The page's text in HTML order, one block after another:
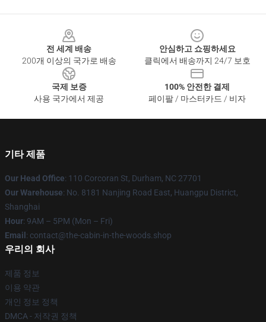
전 세계 배송
200개 이상의 국가로 배송
안심하고 쇼핑하세요
클릭에서 배송까지 24/7 보호
국제 보증
사용 국가에서 제공
100% 안전한 결제
페이팔 / 마스터카드 / 비자
기타 제품
Our Head Office: 110 Corcoran St, Durham, NC 27701
Our Warehouse: No. 8181 Nanjing Road East, Huangpu District,
Shanghai
Hour: 9AM – 5PM (Mon – Fri)
Email : contact@the-cabin-in-the-woods.shop
우리의 회사
제품 정보
이용 약관
개인 정보 정책
DMCA - 저작권 정책